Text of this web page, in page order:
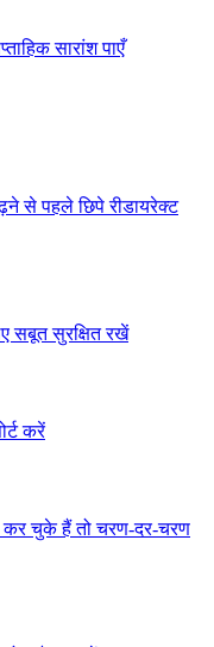
सारांश पाएँ
से पहले छिपे रीडायरेक्ट
सबूत सुरक्षित रखें
करें
कर चुके हैं तो चरण-दर-चरण